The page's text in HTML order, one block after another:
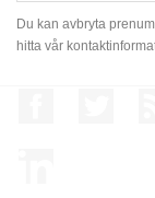
Du kan avbryta
hitta vår